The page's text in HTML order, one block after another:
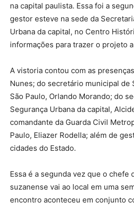
na capital paulista. Essa foi a
gestor esteve na sede da
Urbana da capital, no Centro
informações para trazer o projeto
A vistoria contou com as
Nunes; do secretário municipal de
São Paulo, Orlando Morando; do
Segurança Urbana da capital,
comandante da Guarda Civil
Paulo, Eliazer Rodella; além de
cidades do Estado.
Essa é a segunda vez que o chefe
suzanense vai ao local em uma
encontro aconteceu em conjunto